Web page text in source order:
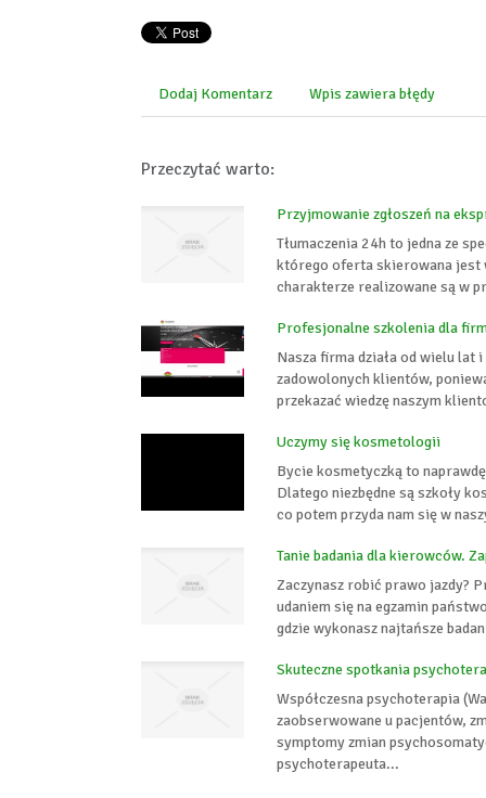
Dodaj Komentarz Wpis zawiera błędy
Przeczytać warto:
Przyjmowanie zgłoszeń na
Tłumaczenia 24h to jedna ze
którego oferta skierowana jest
charakterze realizowane są w
Profesjonalne szkolenia dla
Nasza firma działa od wielu lat
zadowolonych klientów,
przekazać wiedzę naszym
Uczymy się kosmetologii
Bycie kosmetyczką to
Dlatego niezbędne są szkoły
co potem przyda nam się w
Tanie badania dla kierowców.
Zaczynasz robić prawo jazdy?
udaniem się na egzamin
gdzie wykonasz najtańsze
Skuteczne spotkania
Współczesna psychoterapia
zaobserwowane u pacjentów,
symptomy zmian
psychoterapeuta...